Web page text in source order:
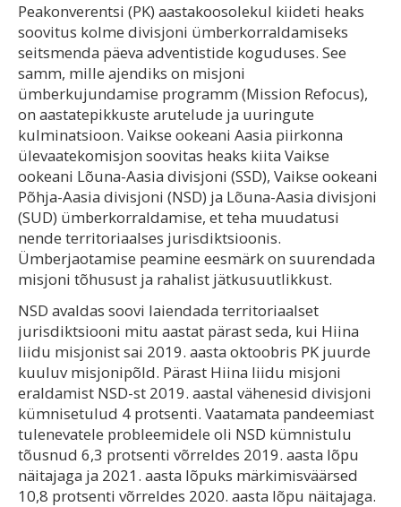
Peakonverentsi (PK) aastakoosolekul kiideti heaks
soovitus kolme divisjoni ümberkorraldamiseks
seitsmenda päeva adventistide koguduses. See
samm, mille ajendiks on misjoni
ümberkujundamise programm (Mission Refocus),
on aastatepikkuste arutelude ja uuringute
kulminatsioon. Vaikse ookeani Aasia piirkonna
ülevaatekomisjon soovitas heaks kiita Vaikse
ookeani Lõuna-Aasia divisjoni (SSD), Vaikse ookeani
Põhja-Aasia divisjoni (NSD) ja Lõuna-Aasia divisjoni
(SUD) ümberkorraldamise, et teha muudatusi
nende territoriaalses jurisdiktsioonis.
Ümberjaotamise peamine eesmärk on suurendada
misjoni tõhusust ja rahalist jätkusuutlikkust.
NSD avaldas soovi laiendada territoriaalset
jurisdiktsiooni mitu aastat pärast seda, kui Hiina
liidu misjonist sai 2019. aasta oktoobris PK juurde
kuuluv misjonipõld. Pärast Hiina liidu misjoni
eraldamist NSD-st 2019. aastal vähenesid divisjoni
kümnisetulud 4 protsenti. Vaatamata pandeemiast
tulenevatele probleemidele oli NSD kümnistulu
tõusnud 6,3 protsenti võrreldes 2019. aasta lõpu
näitajaga ja 2021. aasta lõpuks märkimisväärsed
10,8 protsenti võrreldes 2020. aasta lõpu näitajaga.